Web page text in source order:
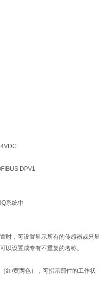
DPV1
IQ系统中
时，可设置显示所有的传感器或只显
以设置成专有不重复的名称。
红/黄两色），可指示部件的工作状